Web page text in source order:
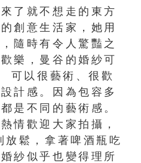
了就不想走的東方
創意生活家，她用
隨時有令人驚豔之
樂，曼谷的婚紗可
可以很藝術、很歡
計感。因為包容多
是不同的藝術感。
情歡迎大家拍攝，
放鬆，拿著啤酒瓶吃
紗似乎也變得理所